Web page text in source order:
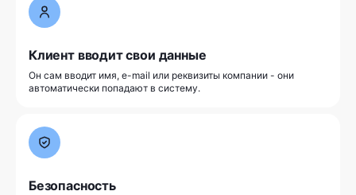
Клиент вводит свои данные
Он сам вводит имя, e-mail или реквизиты компании - они
автоматически попадают в систему.
Безопасность